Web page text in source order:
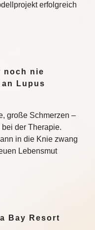
erfolgreich
noch nie
Lupus
große Schmerzen –
der Therapie.
in die Knie zwang
Lebensmut
Bay Resort